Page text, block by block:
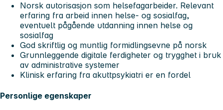
Norsk autorisasjon som helsefagarbeider. Relevant
erfaring fra arbeid innen helse‑ og sosialfag,
eventuelt pågående utdanning innen helse og
sosialfag
God skriftlig og muntlig formidlingsevne på norsk
Grunnleggende digitale ferdigheter og trygghet i bruk
av administrative systemer
Klinisk erfaring fra akuttpsykiatri er en fordel
Personlige egenskaper